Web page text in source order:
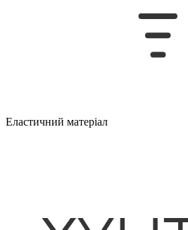
Еластичний матеріал